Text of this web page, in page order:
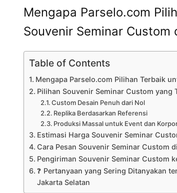
Mengapa Parselo.com
Souvenir Seminar Custom
Table of Contents
Mengapa Parselo.com Pilihan Terbaik
Pilihan Souvenir Seminar Custom yang
Custom Desain Penuh dari Nol
Replika Berdasarkan Referensi
Produksi Massal untuk Event dan
Estimasi Harga Souvenir Seminar
Cara Pesan Souvenir Seminar Custom
Pengiriman Souvenir Seminar Custom
❓ Pertanyaan yang Sering Ditanyakan
Jakarta Selatan